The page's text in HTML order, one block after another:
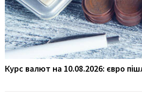
Курс валют на 10.08.2026: євро